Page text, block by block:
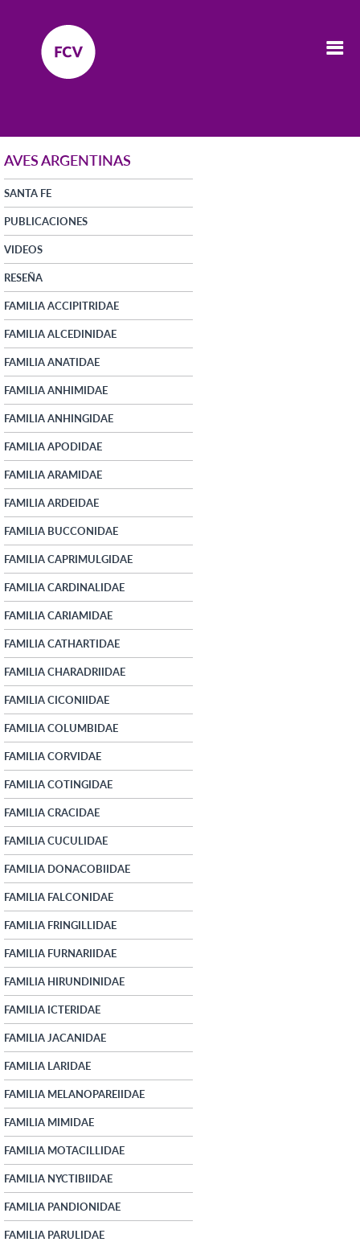
AVES ARGENTINAS
SANTA FE
PUBLICACIONES
VIDEOS
RESEÑA
FAMILIA ACCIPITRIDAE
FAMILIA ALCEDINIDAE
FAMILIA ANATIDAE
FAMILIA ANHIMIDAE
FAMILIA ANHINGIDAE
FAMILIA APODIDAE
FAMILIA ARAMIDAE
FAMILIA ARDEIDAE
FAMILIA BUCCONIDAE
FAMILIA CAPRIMULGIDAE
FAMILIA CARDINALIDAE
FAMILIA CARIAMIDAE
FAMILIA CATHARTIDAE
FAMILIA CHARADRIIDAE
FAMILIA CICONIIDAE
FAMILIA COLUMBIDAE
FAMILIA CORVIDAE
FAMILIA COTINGIDAE
FAMILIA CRACIDAE
FAMILIA CUCULIDAE
FAMILIA DONACOBIIDAE
FAMILIA FALCONIDAE
FAMILIA FRINGILLIDAE
FAMILIA FURNARIIDAE
FAMILIA HIRUNDINIDAE
FAMILIA ICTERIDAE
FAMILIA JACANIDAE
FAMILIA LARIDAE
FAMILIA MELANOPAREIIDAE
FAMILIA MIMIDAE
FAMILIA MOTACILLIDAE
FAMILIA NYCTIBIIDAE
FAMILIA PANDIONIDAE
FAMILIA PARULIDAE